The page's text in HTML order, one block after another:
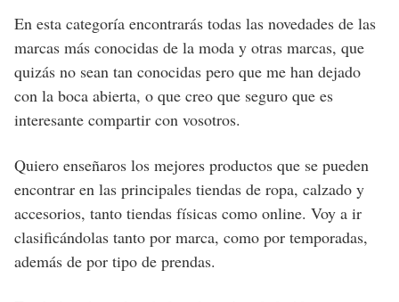
En esta categoría encontrarás todas las novedades de las
marcas más conocidas de la moda y otras marcas, que
quizás no sean tan conocidas pero que me han dejado
con la boca abierta, o que creo que seguro que es
interesante compartir con vosotros.
Quiero enseñaros los mejores productos que se pueden
encontrar en las principales tiendas de ropa, calzado y
accesorios, tanto tiendas físicas como online. Voy a ir
clasificándolas tanto por marca, como por temporadas,
además de por tipo de prendas.